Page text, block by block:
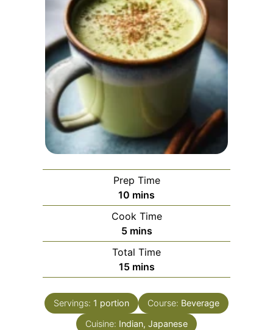
Prep Time
10 minutes
mins
Cook Time
5minutes
mins
Total Time
15minutes
mins
Servings: 1 portion Course: Beverage
Cuisine: Indian, Japanese